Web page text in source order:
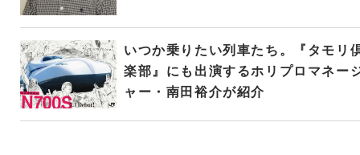
いつか乗りたい列車たち。『タモリ
楽部』にも出演するホリプロマネー
ャー・南田裕介が紹介